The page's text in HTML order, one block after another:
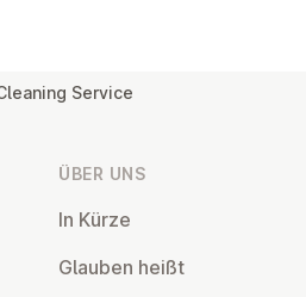
Service
ÜBER UNS
In Kürze
Glauben heißt